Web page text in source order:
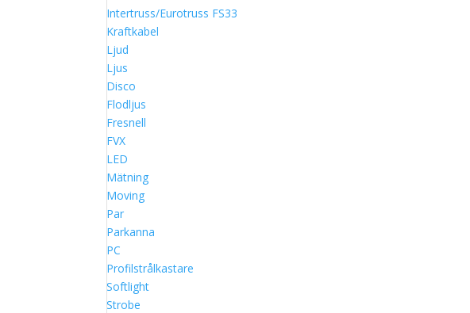
Intertruss/Eurotruss FS33
Kraftkabel
Ljud
Ljus
Disco
Flodljus
Fresnell
FVX
LED
Mätning
Moving
Par
Parkanna
PC
Profilstrålkastare
Softlight
Strobe